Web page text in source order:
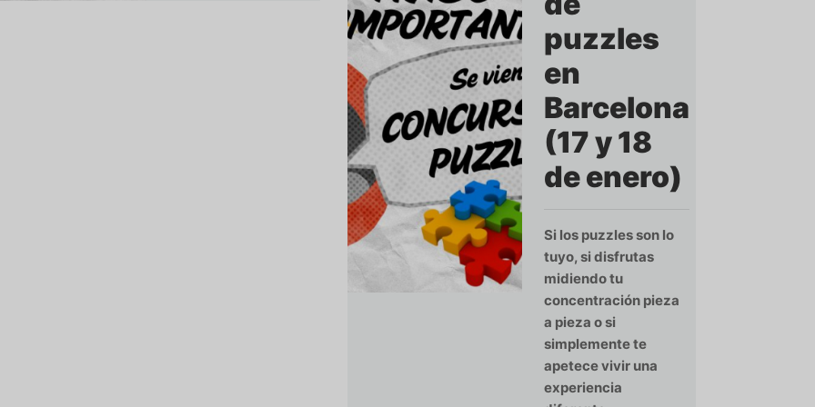
puzzles
en
Barcelona
(17 y 18
de enero)
Si los puzzles son lo
tuyo, si disfrutas
midiendo tu
concentración pieza
a pieza o si
simplemente te
apetece vivir una
experiencia